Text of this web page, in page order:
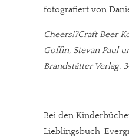
fotografiert von
Cheers!?Craft Beer
Goffin, Stevan Paul
Brandstätter Verlag.
Bei den
Lieblingsbuch-